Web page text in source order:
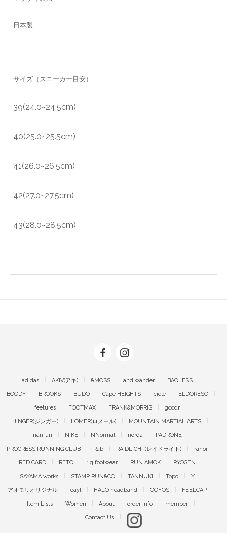
日本製
サイズ（スニーカー目安）
39(24.0~24.5cm)
40(25.0~25.5cm)
41(26.0~26.5cm)
42(27.0~27.5cm)
43(28.0~28.5cm)
adidas AKIV(アキ) &MOSS and wander BAQLESS
BOODY BROOKS BUDO Cape HEIGHTS ciele ELDORESO
feetures FOOTMAX FRANK&MORRIS goodr
JINGER(ジンガー) LOMER(ロメール) MOUNTAIN MARTIAL ARTS
narifuri NIKE NNormal norda PADRONE
PROGRESS RUNNING CLUB Rab RAIDLIGHT(レイドライト) ranor
RED CARD RETO rig footwear RUN AMOK RYOGEN
SAYAMA works STAMP RUN&CO TANNUKI Topo Y
アオモリオリジナル cayl HALO headband OOFOS FEELCAP
Item Lists Women About order info member
Contact Us